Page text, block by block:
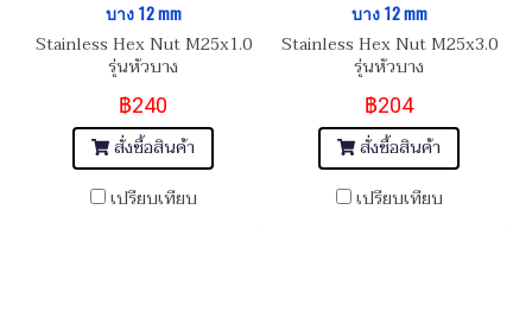
บาง 12 mm
Stainless Hex Nut M25x1.0
รุ่นหัวบาง
฿240
สั่งซื้อสินค้า
เปรียบเทียบ
บาง 12 mm
Stainless Hex Nut M25x3.0
รุ่นหัวบาง
฿204
สั่งซื้อสินค้า
เปรียบเทียบ